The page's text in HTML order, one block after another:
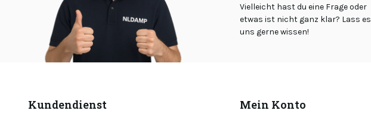
Vielleicht hast du eine Frage oder
etwas ist nicht ganz klar? Lass es
uns gerne wissen!
Kundendienst Mein Konto